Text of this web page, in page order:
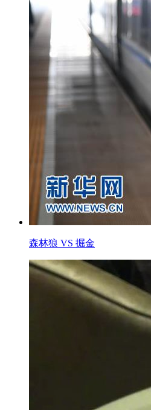
森林狼 VS 掘金